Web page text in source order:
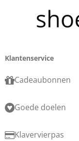
Klantenservice
Cadeaubonnen
Goede doelen
Klavervierpas